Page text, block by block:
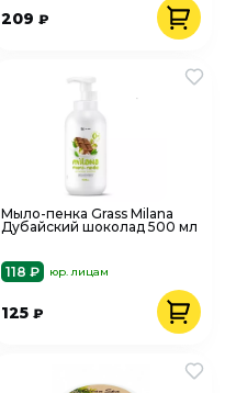
209₽
Мыло-пенка Grass Milana
Дубайский шоколад 500 мл
118 ₽ юр. лицам
125₽